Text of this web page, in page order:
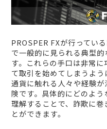
PROSPER FXが行ってい
で一般的に見られる典型
す。これらの手口は非常
て取引を始めてしまうよ
通貨に触れる人々や経験
険です。具体的にどのよ
理解することで、詐欺に
とができます。